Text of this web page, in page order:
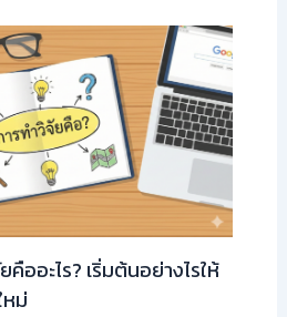
ออะไร? เริ่มต้นอย่างไรให้
ม่